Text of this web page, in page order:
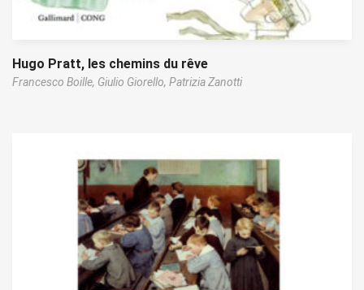
Hugo Pratt, les chemins du rêve
Francesco Boille, Giulio Giorello, Patrizia Zanotti